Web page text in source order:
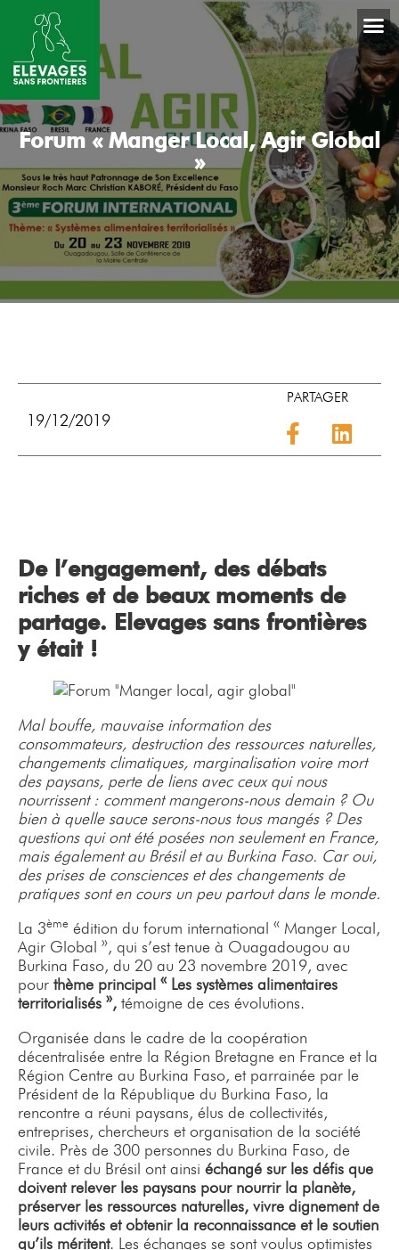
Forum « Manger Local, Agir Global
»
19/12/2019
PARTAGER
De l’engagement, des débats
riches et de beaux moments de
partage. Elevages sans frontières
y était !
Mal bouffe, mauvaise information des
consommateurs, destruction des ressources naturelles,
changements climatiques, marginalisation voire mort
des paysans, perte de liens avec ceux qui nous
nourrissent : comment mangerons-nous demain ? Ou
bien à quelle sauce serons-nous tous mangés ? Des
questions qui ont été posées non seulement en France,
mais également au Brésil et au Burkina Faso. Car oui,
des prises de consciences et des changements de
pratiques sont en cours un peu partout dans le monde.
La 3ème édition du forum international « Manger Local,
Agir Global », qui s’est tenue à Ouagadougou au
Burkina Faso, du 20 au 23 novembre 2019, avec
pour thème principal « Les systèmes alimentaires
territorialisés », témoigne de ces évolutions.
Organisée dans le cadre de la coopération
décentralisée entre la Région Bretagne en France et la
Région Centre au Burkina Faso, et parrainée par le
Président de la République du Burkina Faso, la
rencontre a réuni paysans, élus de collectivités,
entreprises, chercheurs et organisation de la société
civile. Près de 300 personnes du Burkina Faso, de
France et du Brésil ont ainsi échangé sur les défis que
doivent relever les paysans pour nourrir la planète,
préserver les ressources naturelles, vivre dignement de
leurs activités et obtenir la reconnaissance et le soutien
qu’ils méritent. Les échanges se sont voulus optimistes